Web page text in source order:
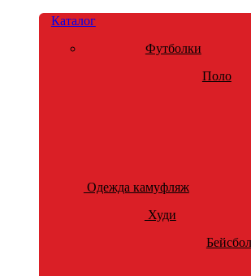
Каталог
Футболки
Поло
Одежда камуфляж
Худи